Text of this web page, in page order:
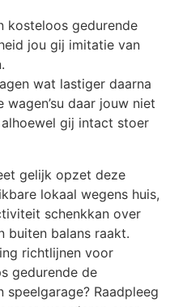
kosteloos gedurende
jou gij imitatie van
wat lastiger daarna
daar jouw niet
gij intact stoer
gelijk opzet deze
lokaal wegens huis,
schenkkan over
buiten balans raakt.
richtlijnen voor
gedurende de
Raadpleeg